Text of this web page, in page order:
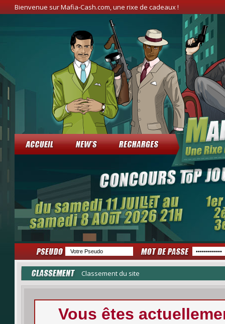
Bienvenue sur Mafia-Cash.com, une rixe de cadeaux !
Classement du site
Vous êtes